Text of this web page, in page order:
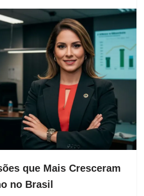
que Mais Cresceram
no Brasil